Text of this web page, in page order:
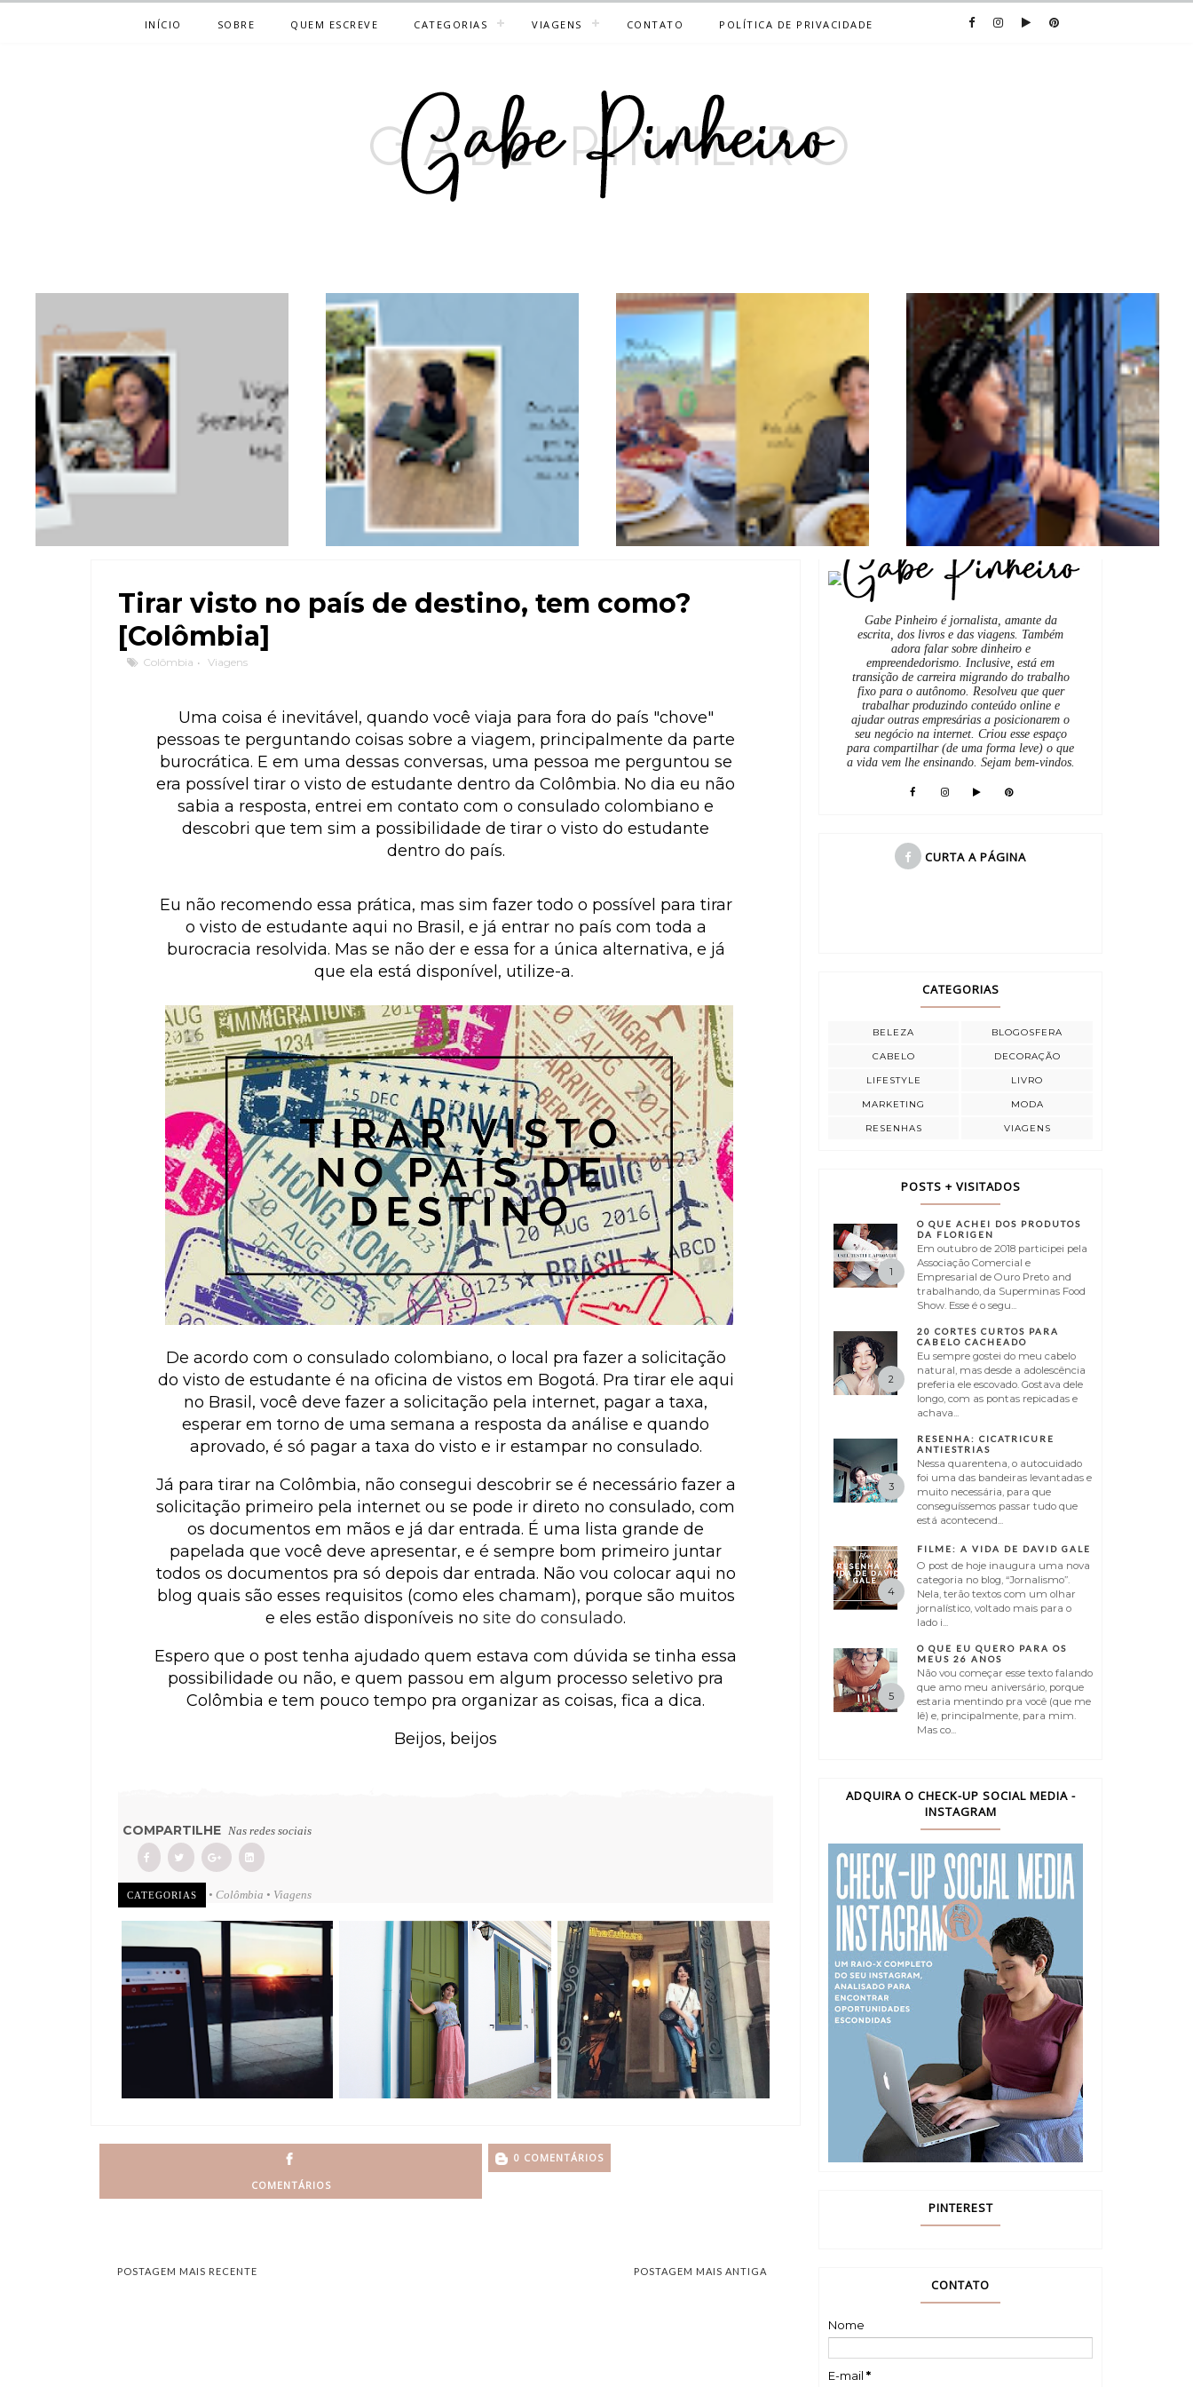
INÍCIO SOBRE QUEM ESCREVE CATEGORIAS VIAGENS CONTATO POLÍTICA DE PRIVACIDADE
Tirar visto no país de destino, tem como?
[Colômbia]
Colômbia • Viagens
Uma coisa é inevitável, quando você viaja para fora do país "chove"
pessoas te perguntando coisas sobre a viagem, principalmente da parte
burocrática. E em uma dessas conversas, uma pessoa me perguntou se
era possível tirar o visto de estudante dentro da Colômbia. No dia eu não
sabia a resposta, entrei em contato com o consulado colombiano e
descobri que tem sim a possibilidade de tirar o visto do estudante
dentro do país.
Eu não recomendo essa prática, mas sim fazer todo o possível para tirar
o visto de estudante aqui no Brasil, e já entrar no país com toda a
burocracia resolvida. Mas se não der e essa for a única alternativa, e já
que ela está disponível, utilize-a.
De acordo com o consulado colombiano, o local pra fazer a solicitação
do visto de estudante é na oficina de vistos em Bogotá. Pra tirar ele aqui
no Brasil, você deve fazer a solicitação pela internet, pagar a taxa,
esperar em torno de uma semana a resposta da análise e quando
aprovado, é só pagar a taxa do visto e ir estampar no consulado.
Já para tirar na Colômbia, não consegui descobrir se é necessário fazer a
solicitação primeiro pela internet ou se pode ir direto no consulado, com
os documentos em mãos e já dar entrada. É uma lista grande de
papelada que você deve apresentar, e é sempre bom primeiro juntar
todos os documentos pra só depois dar entrada. Não vou colocar aqui no
blog quais são esses requisitos (como eles chamam), porque são muitos
e eles estão disponíveis no site do consulado.
Espero que o post tenha ajudado quem estava com dúvida se tinha essa
possibilidade ou não, e quem passou em algum processo seletivo pra
Colômbia e tem pouco tempo pra organizar as coisas, fica a dica.
Beijos, beijos
COMPARTILHE Nas redes sociais
CATEGORIAS • Colômbia • Viagens
COMENTÁRIOS
0 COMENTÁRIOS
POSTAGEM MAIS RECENTE POSTAGEM MAIS ANTIGA
Gabe Pinheiro é jornalista, amante da
escrita, dos livros e das viagens. Também
adora falar sobre dinheiro e
empreendedorismo. Inclusive, está em
transição de carreira migrando do trabalho
fixo para o autônomo. Resolveu que quer
trabalhar produzindo conteúdo online e
ajudar outras empresárias a posicionarem o
seu negócio na internet. Criou esse espaço
para compartilhar (de uma forma leve) o que
a vida vem lhe ensinando. Sejam bem-vindos.
CURTA A PÁGINA
CATEGORIAS
BELEZA BLOGOSFERA
CABELO DECORAÇÃO
LIFESTYLE LIVRO
MARKETING MODA
RESENHAS VIAGENS
POSTS + VISITADOS
O QUE ACHEI DOS PRODUTOS
DA FLORIGEN
Em outubro de 2018 participei pela
Associação Comercial e
Empresarial de Ouro Preto and
trabalhando, da Superminas Food
Show. Esse é o segu...
20 CORTES CURTOS PARA
CABELO CACHEADO
Eu sempre gostei do meu cabelo
natural, mas desde a adolescência
preferia ele escovado. Gostava dele
longo, com as pontas repicadas e
achava...
RESENHA: CICATRICURE
ANTIESTRIAS
Nessa quarentena, o autocuidado
foi uma das bandeiras levantadas e
muito necessária, para que
conseguíssemos passar tudo que
está acontecend...
FILME: A VIDA DE DAVID GALE
O post de hoje inaugura uma nova
categoria no blog, “Jornalismo”.
Nela, terão textos com um olhar
jornalístico, voltado mais para o
lado i...
O QUE EU QUERO PARA OS
MEUS 26 ANOS
Não vou começar esse texto falando
que amo meu aniversário, porque
estaria mentindo pra você (que me
lê) e, principalmente, para mim.
Mas co...
ADQUIRA O CHECK-UP SOCIAL MEDIA -
INSTAGRAM
PINTEREST
CONTATO
Nome
E-mail *